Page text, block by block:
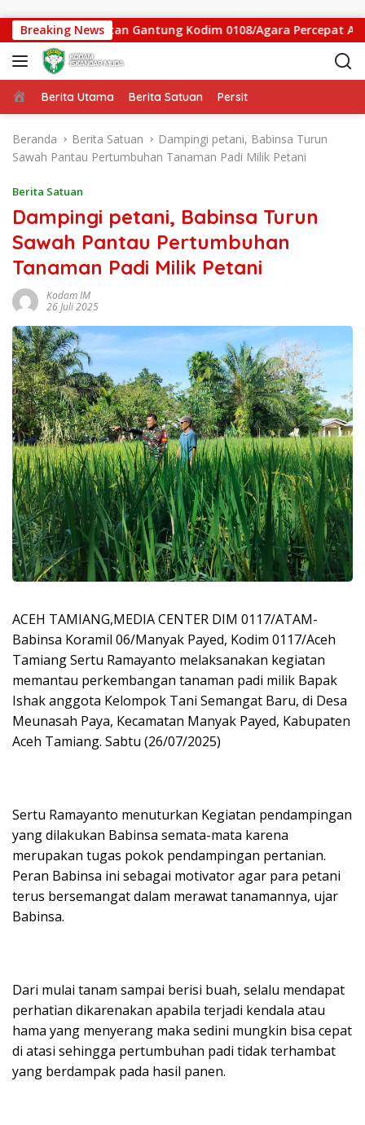
Breaking News
Jembatan Gantung Kodim 0108/Agara Percepat Akses
Beranda
Berita Utama Berita Satuan Persit
Beranda Berita Satuan
Dampingi petani, Babinsa Turun
Sawah Pantau Pertumbuhan Tanaman Padi Milik Petani
Berita Satuan
Dampingi petani, Babinsa Turun
Sawah Pantau Pertumbuhan
Tanaman Padi Milik Petani
Kodam IM
26 Juli 2025
ACEH TAMIANG,MEDIA CENTER DIM 0117/ATAM-
Babinsa Koramil 06/Manyak Payed, Kodim 0117/Aceh
Tamiang Sertu Ramayanto melaksanakan kegiatan
memantau perkembangan tanaman padi milik Bapak
Ishak anggota Kelompok Tani Semangat Baru, di Desa
Meunasah Paya, Kecamatan Manyak Payed, Kabupaten
Aceh Tamiang. Sabtu (26/07/2025)
Sertu Ramayanto menuturkan Kegiatan pendampingan
yang dilakukan Babinsa semata-mata karena
merupakan tugas pokok pendampingan pertanian.
Peran Babinsa ini sebagai motivator agar para petani
terus bersemangat dalam merawat tanamannya, ujar
Babinsa.
Dari mulai tanam sampai berisi buah, selalu mendapat
perhatian dikarenakan apabila terjadi kendala atau
hama yang menyerang maka sedini mungkin bisa cepat
di atasi sehingga pertumbuhan padi tidak terhambat
yang berdampak pada hasil panen.